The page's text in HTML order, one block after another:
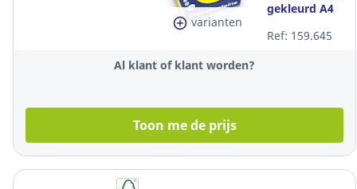
varianten
gekleurd A4
zonnegeel,
Ref: 159.645
Al klant of klant worden?
Toon me de prijs